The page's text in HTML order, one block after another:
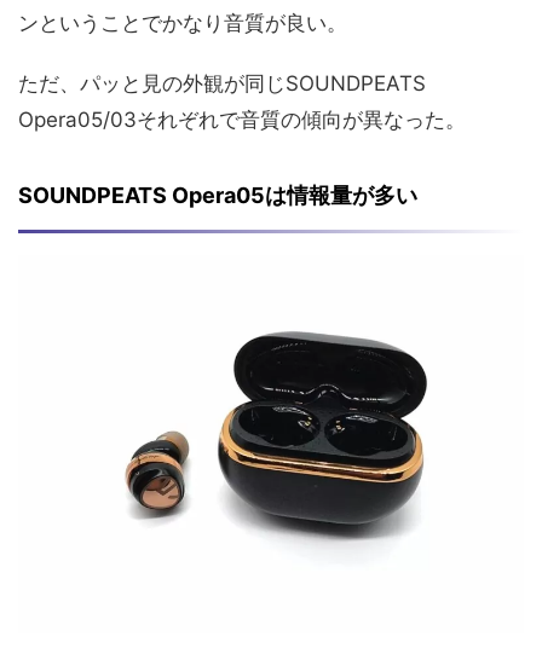
ンということでかなり音質が良い。
ただ、パッと見の外観が同じSOUNDPEATS
Opera05/03それぞれで音質の傾向が異なった。
SOUNDPEATS Opera05は情報量が多い